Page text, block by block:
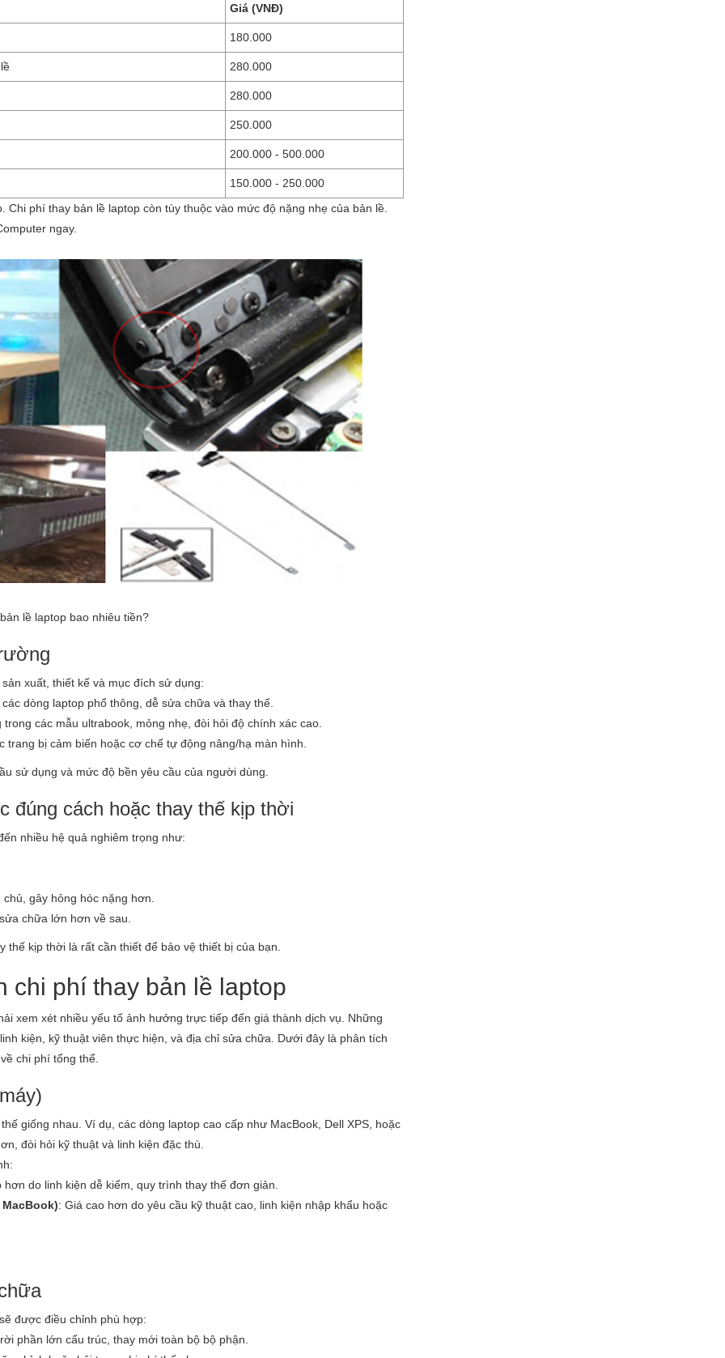
Giá (VNĐ)
180.000
280.000
280.000
250.000
200.000 - 500.000
150.000 - 250.000
phí thay bản lề laptop còn tùy thuộc vào mức độ nặng nhẹ của bản lề.
ngay.
lề laptop bao nhiêu tiền?
xuất, thiết kế và mục đích sử dụng:
dòng laptop phổ thông, dễ sửa chữa và thay thế.
trong các mẫu ultrabook, mỏng nhẹ, đòi hỏi độ chính xác cao.
trang bị cảm biến hoặc cơ chế tự động nâng/hạ màn hình.
sử dụng và mức độ bền yêu cầu của người dùng.
đúng cách hoặc thay thế kịp thời
nhiều hệ quả nghiêm trọng như:
gây hỏng hóc nặng hơn.
chữa lớn hơn về sau.
kịp thời là rất cần thiết để bảo vệ thiết bị của bạn.
chi phí thay bản lề laptop
xem xét nhiều yếu tố ảnh hưởng trực tiếp đến giá thành dịch vụ. Những
kiện, kỹ thuật viên thực hiện, và địa chỉ sửa chữa. Dưới đây là phân tích
chi phí tổng thể.
giống nhau. Ví dụ, các dòng laptop cao cấp như MacBook, Dell XPS, hoặc
đòi hỏi kỹ thuật và linh kiện đặc thù.
hơn do linh kiện dễ kiếm, quy trình thay thế đơn giản.
: Giá cao hơn do yêu cầu kỹ thuật cao, linh kiện nhập khẩu hoặc
được điều chỉnh phù hợp:
phần lớn cấu trúc, thay mới toàn bộ bộ phận.